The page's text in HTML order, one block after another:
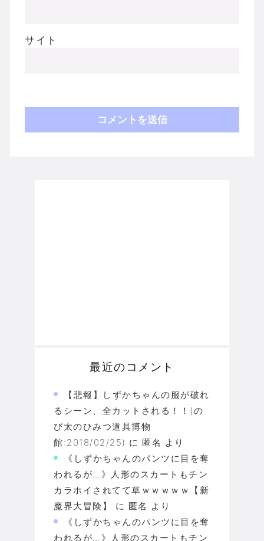
サイト
最近のコメント
【悲報】しずかちゃんの服が破れ
るシーン、全カットされる！！(の
び太のひみつ道具博物
館:2018/02/25) に 匿名 より
《しずかちゃんのパンツに目を奪
われるが…》人形のスカートもチン
カラホイされてて草ｗｗｗｗｗ【新
魔界大冒険】
に 匿名 より
《しずかちゃんのパンツに目を奪
われるが…》人形のスカートもチン